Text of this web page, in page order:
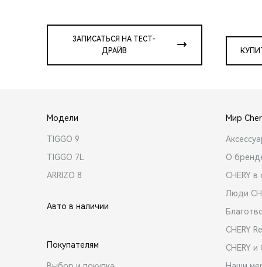
ЗАПИСАТЬСЯ НА ТЕСТ-
ДРАЙВ
Модели
TIGGO 9
TIGGO 7L
ARRIZO 8
Авто в наличии
Покупателям
Мир
О
CHERY
Люди
CHERY
CHERY